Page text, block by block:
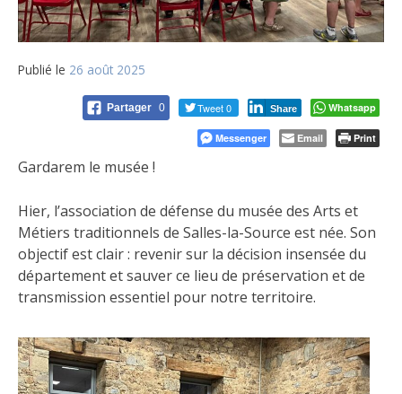
Publié le 26 août 2025
Partager 0 Tweet 0 Share Whatsapp
Messenger Email Print
Gardarem le musée !
Hier, l’association de défense du musée des Arts et
Métiers traditionnels de Salles-la-Source est née. Son
objectif est clair : revenir sur la décision insensée du
département et sauver ce lieu de préservation et de
transmission essentiel pour notre territoire.